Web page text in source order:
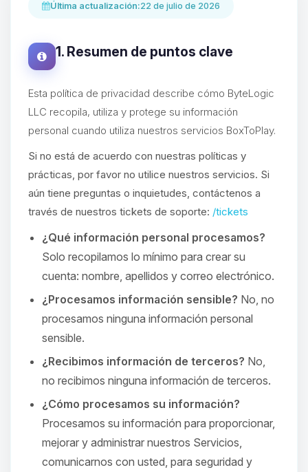
Última actualización:22 de julio de 2026
1. Resumen de puntos clave
Esta política de privacidad describe cómo ByteLogic
LLC recopila, utiliza y protege su información
personal cuando utiliza nuestros servicios BoxToPlay.
Si no está de acuerdo con nuestras políticas y
prácticas, por favor no utilice nuestros servicios. Si
aún tiene preguntas o inquietudes, contáctenos a
través de nuestros tickets de soporte: /tickets
¿Qué información personal procesamos?
Solo recopilamos lo mínimo para crear su
cuenta: nombre, apellidos y correo electrónico.
¿Procesamos información sensible? No, no
procesamos ninguna información personal
sensible.
¿Recibimos información de terceros? No,
no recibimos ninguna información de terceros.
¿Cómo procesamos su información?
Procesamos su información para proporcionar,
mejorar y administrar nuestros Servicios,
comunicarnos con usted, para seguridad y